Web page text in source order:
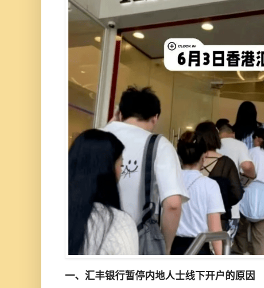
一、汇丰银行暂停内地人士线下开户的原因